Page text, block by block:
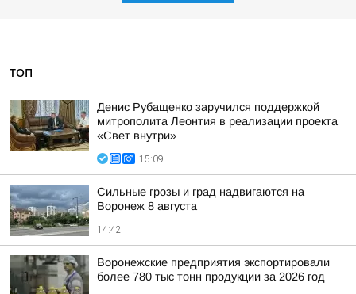
ТОП
Денис Рубащенко заручился поддержкой
митрополита Леонтия в реализации проекта
«Свет внутри»
15:09
Сильные грозы и град надвигаются на
Воронеж 8 августа
14:42
Воронежские предприятия экспортировали
более 780 тыс тонн продукции за 2026 год